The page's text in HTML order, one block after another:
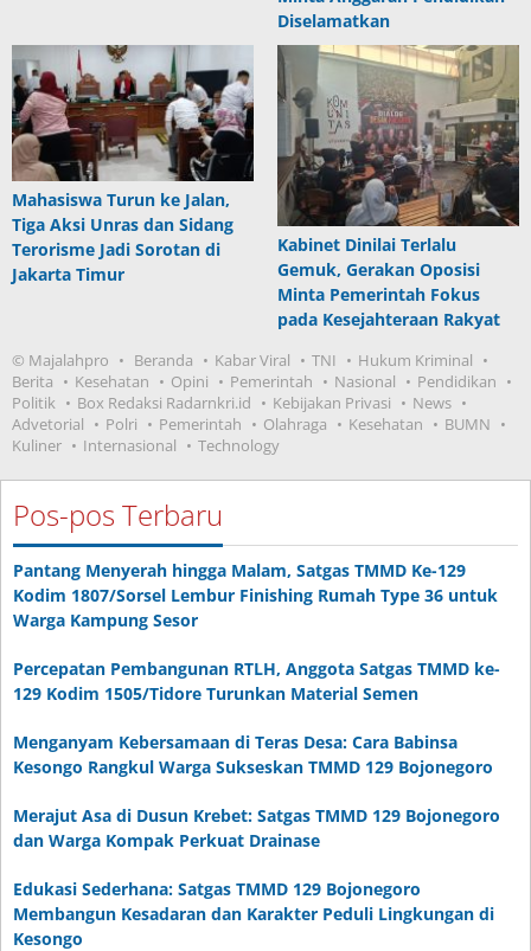
Diselamatkan
Mahasiswa Turun ke Jalan,
Tiga Aksi Unras dan Sidang
Terorisme Jadi Sorotan di
Jakarta Timur
Kabinet Dinilai Terlalu
Gemuk, Gerakan Oposisi
Minta Pemerintah Fokus
pada Kesejahteraan Rakyat
© Majalahpro Beranda Kabar Viral TNI
Hukum Kriminal
Berita
Kesehatan Opini Pemerintah Nasional
Pendidikan
Politik
Box Redaksi Radarnkri.id Kebijakan Privasi
News
Advetorial
Polri Pemerintah Olahraga Kesehatan
BUMN
Kuliner
Internasional Technology
Pos-pos Terbaru
Pantang Menyerah hingga Malam, Satgas TMMD Ke-129
Kodim 1807/Sorsel Lembur Finishing Rumah Type 36 untuk
Warga Kampung Sesor
Percepatan Pembangunan RTLH, Anggota Satgas TMMD ke-
129 Kodim 1505/Tidore Turunkan Material Semen
Menganyam Kebersamaan di Teras Desa: Cara Babinsa
Kesongo Rangkul Warga Sukseskan TMMD 129 Bojonegoro
Merajut Asa di Dusun Krebet: Satgas TMMD 129 Bojonegoro
dan Warga Kompak Perkuat Drainase
Edukasi Sederhana: Satgas TMMD 129 Bojonegoro
Membangun Kesadaran dan Karakter Peduli Lingkungan di
Kesongo